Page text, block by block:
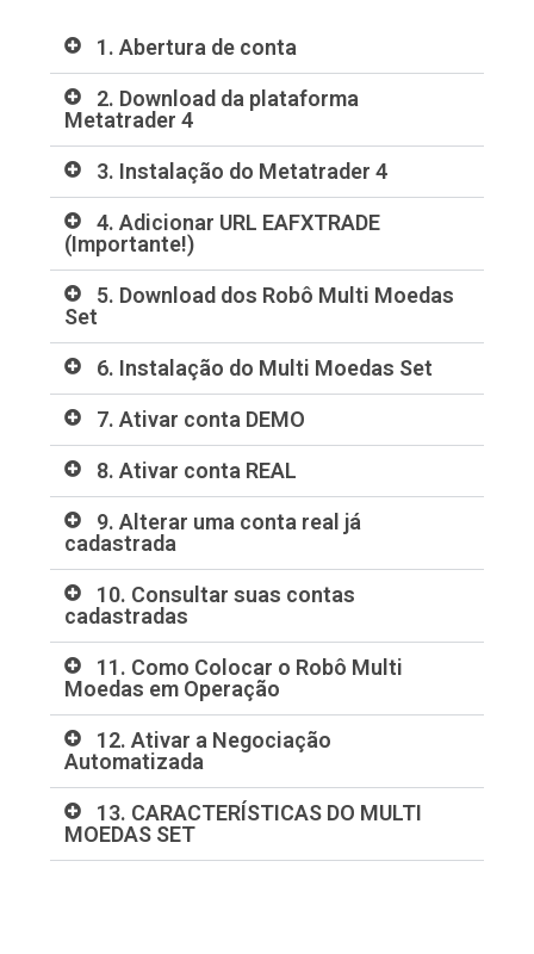
1. Abertura de conta
2. Download da plataforma
Metatrader 4
3. Instalação do Metatrader 4
4. Adicionar URL EAFXTRADE
(Importante!)
5. Download dos Robô Multi Moedas
Set
6. Instalação do Multi Moedas Set
7. Ativar conta DEMO
8. Ativar conta REAL
9. Alterar uma conta real já
cadastrada
10. Consultar suas contas
cadastradas
11. Como Colocar o Robô Multi
Moedas em Operação
12. Ativar a Negociação
Automatizada
13. CARACTERÍSTICAS DO MULTI
MOEDAS SET